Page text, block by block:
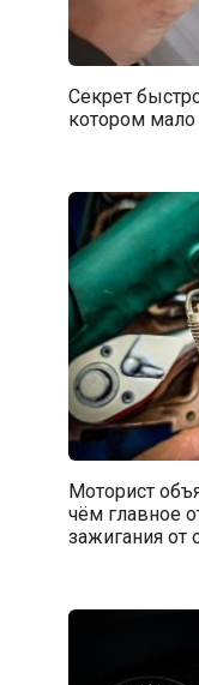
Секрет
котором мало
Моторист
чём главное
зажигания от